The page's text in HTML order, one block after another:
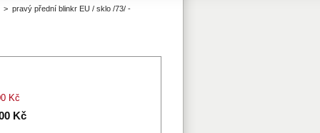
> pravý přední blinkr EU / sklo /73/ -
Kč
Kč